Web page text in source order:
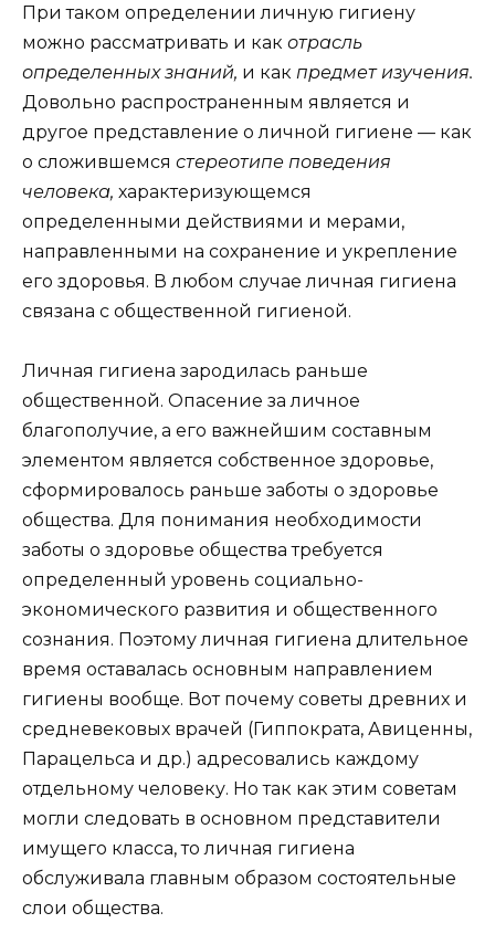
При таком определении личную гигиену
можно рассматривать и как отрасль
определенных знаний, и как предмет изучения.
Довольно распространенным является и
другое представление о личной гигиене — как
о сложившемся стереотипе поведения
человека, характеризующемся
определенными действиями и мерами,
направленными на сохранение и укрепление
его здоровья. В любом случае личная гигиена
связана с общественной гигиеной.
Личная гигиена зародилась раньше
общественной. Опасение за личное
благополучие, а его важнейшим составным
элементом является собственное здоровье,
сформировалось раньше заботы о здоровье
общества. Для понимания необходимости
заботы о здоровье общества требуется
определенный уровень социально-
экономического развития и общественного
сознания. Поэтому личная гигиена длительное
время оставалась основным направлением
гигиены вообще. Вот почему советы древних и
средневековых врачей (Гиппократа, Авиценны,
Парацельса и др.) адресовались каждому
отдельному человеку. Но так как этим советам
могли следовать в основном представители
имущего класса, то личная гигиена
обслуживала главным образом состоятельные
слои общества.